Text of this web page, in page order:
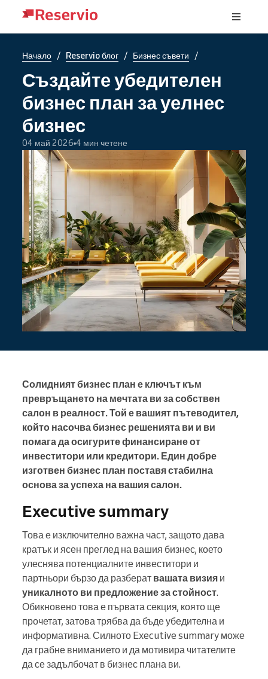
Начало / Reservio блог / Бизнес съвети /
Създайте убедителен
бизнес план за уелнес
бизнес
04 май 2026 4 мин четене
Солидният бизнес план е ключът към
превръщането на мечтата ви за собствен
салон в реалност. Той е вашият пътеводител,
който насочва бизнес решенията ви и ви
помага да осигурите финансиране от
инвеститори или кредитори. Един добре
изготвен бизнес план поставя стабилна
основа за успеха на вашия салон.
Executive summary
Това е изключително важна част, защото дава
кратък и ясен преглед на вашия бизнес, което
улеснява потенциалните инвеститори и
партньори бързо да разберат вашата визия и
уникалното ви предложение за стойност.
Обикновено това е първата секция, която ще
прочетат, затова трябва да бъде убедителна и
информативна. Силното Executive summary може
да грабне вниманието и да мотивира читателите
да се задълбочат в бизнес плана ви.